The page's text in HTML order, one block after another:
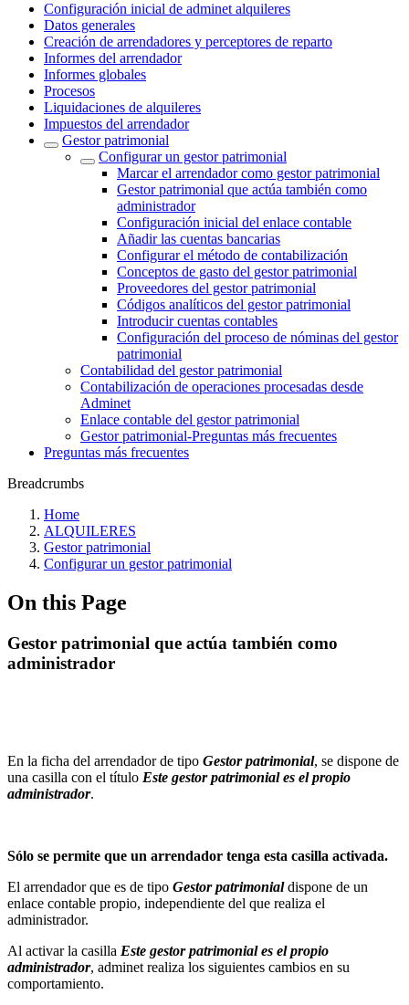
Configuración inicial de adminet alquileres
Datos generales
Creación de arrendadores y perceptores de reparto
Informes del arrendador
Informes globales
Procesos
Liquidaciones de alquileres
Impuestos del arrendador
Gestor patrimonial
Configurar un gestor patrimonial
Marcar el arrendador como gestor patrimonial
Gestor patrimonial que actúa también como
administrador
Configuración inicial del enlace contable
Añadir las cuentas bancarias
Configurar el método de contabilización
Conceptos de gasto del gestor patrimonial
Proveedores del gestor patrimonial
Códigos analíticos del gestor patrimonial
Introducir cuentas contables
Configuración del proceso de nóminas del gestor
patrimonial
Contabilidad del gestor patrimonial
Contabilización de operaciones procesadas desde
Adminet
Enlace contable del gestor patrimonial
Gestor patrimonial-Preguntas más frecuentes
Preguntas más frecuentes
Breadcrumbs
Home
ALQUILERES
Gestor patrimonial
Configurar un gestor patrimonial
On this Page
Gestor patrimonial que actúa también como
administrador
En la ficha del arrendador de tipo Gestor patrimonial, se dispone de
una casilla con el título Este gestor patrimonial es el propio
administrador.
Sólo se permite que un arrendador tenga esta casilla activada.
El arrendador que es de tipo Gestor patrimonialdispone de un
enlace contable propio, independiente del que realiza el
administrador.
Al activar la casilla Este gestor patrimonial es el propio
administrador, adminet realiza los siguientes cambios en su
comportamiento.